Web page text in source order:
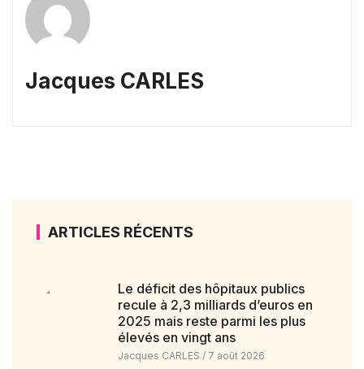
Jacques CARLES
ARTICLES RÉCENTS
Le déficit des hôpitaux publics
recule à 2,3 milliards d’euros en
2025 mais reste parmi les plus
élevés en vingt ans
Jacques CARLES 7 août 2026